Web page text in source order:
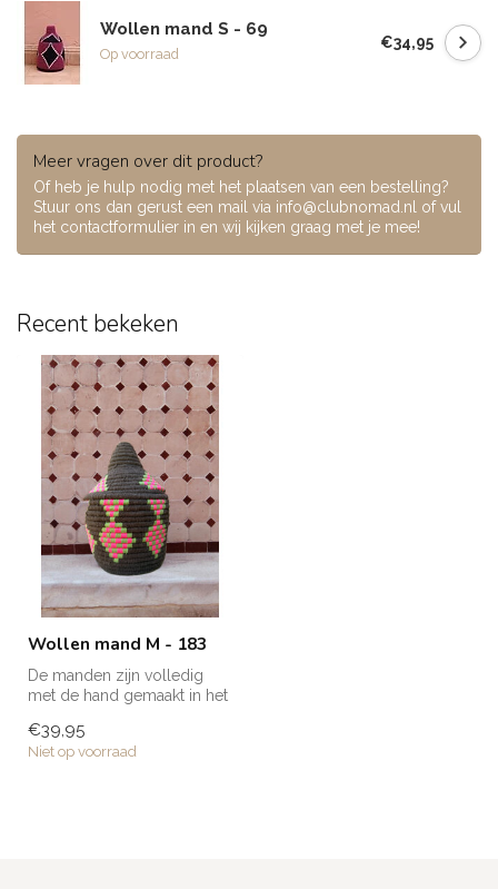
Wollen mand S - 69
Op voorraad
€34,95
Meer vragen over dit product?
Of heb je hulp nodig met het plaatsen van een bestelling?
Stuur ons dan gerust een mail via info@clubnomad.nl of vul
het contactformulier in en wij kijken graag met je mee!
Recent bekeken
Wollen mand M - 183
De manden zijn volledig
met de hand gemaakt in het
man...
€39,95
Niet op voorraad